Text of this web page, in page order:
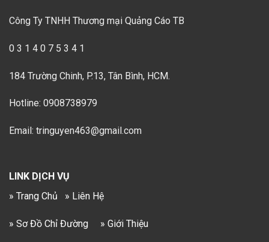
Công Ty TNHH Thương mại Quảng Cáo TB
0 3 1 4 0 7 5 3 4 1
184 Trường Chinh, P.13, Tân Bình, HCM.
Hotline: 0908738979
Email: tringuyen463@gmail.com
LINK DỊCH VỤ
» Trang Chủ
» Liên Hệ
» Sơ Đồ Chỉ Đường » Giới Thiệu